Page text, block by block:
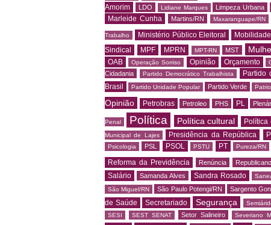
Amorim
LDO Lidiane Marques Limpeza Urbana
Marleide Cunha Martins/RN Maxaranguape/RN
Trabalho Ministério Público Eleitoral
Sindical
MPF MPRN MPT-RN MST
OAB Operação Sorriso Opinião Orçamento
Cidadania
Partido Democrático Trabalhista Partido
Brasil
Partido Unidade Popular Partido Verde
Opinião
Petrobras Petroleo PHS PL
Penal Política Política cultural Política
Municipal de Lajes
Presidência da República
Psicologia PSL PSOL PSTU PT Pureza/RN
Reforma da Previdência Renúncia
Salário Samanda Alves Sandra Rosado
São Miguel/RN
São Paulo Potengi/RN Sargento
de Saúde
Secretariado Segurança
SESI SEST SENAT Setor Salineiro Severiano